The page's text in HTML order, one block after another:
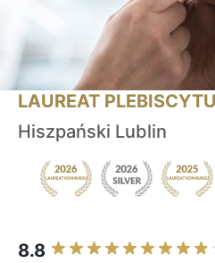
LAUREAT
Hiszpański Lublin
8.8